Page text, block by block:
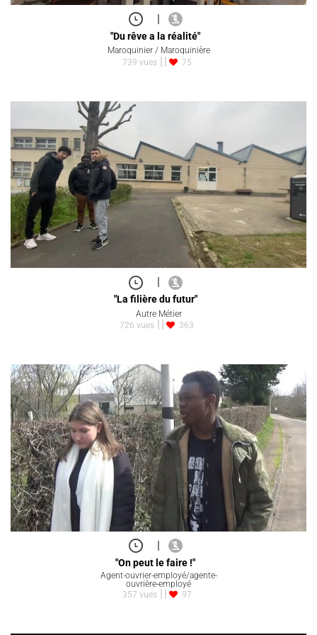
|
"Du rêve a la réalité"
Maroquinier / Maroquinière
739 vues
75
|
"La filière du futur"
Autre Métier
726 vues
363
|
"On peut le faire !"
Agent-ouvrier-employé/agente-
ouvrière-employé
357 vues
97